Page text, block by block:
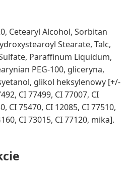
Cetearyl Alcohol, Sorbitan
Stearate, Talc,
Paraffinum Liquidum,
PEG-100, gliceryna,
glikol heksylenowy [+/-
CI 77499, CI 77007, CI
CI 75470, CI 12085, CI 77510,
CI 73015, CI 77120, mika].